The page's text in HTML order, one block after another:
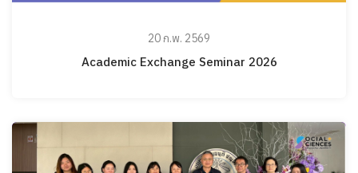
20 ก.พ. 2569
Academic Exchange Seminar 2026